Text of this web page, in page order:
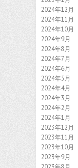
2024年12月
2024年11月
2024年10月
2024年9月
2024年8月
2024年7月
2024年6月
2024年5月
2024年4月
2024年3月
2024年2月
2024年1月
2023年12月
2023年11月
2023年10月
2023年9月